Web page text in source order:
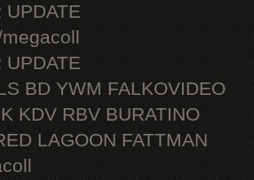
UPDATE
UPDATE
BD YWM FALKOVIDEO
KDV RBV BURATINO
LAGOON FATTMAN